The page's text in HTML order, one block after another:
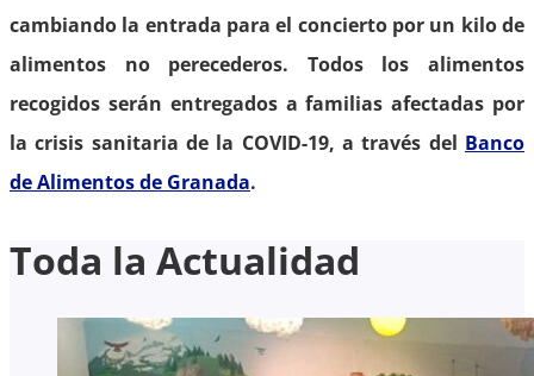
cambiando la entrada para el concierto por un kilo de
alimentos no perecederos. Todos los alimentos
recogidos serán entregados a familias afectadas por
la crisis sanitaria de la COVID-19, a través del Banco
de Alimentos de Granada.
Toda la Actualidad